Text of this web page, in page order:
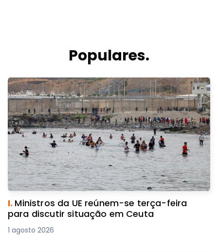
Populares.
I. Ministros da UE reúnem-se terça-feira
para discutir situação em Ceuta
1 agosto 2026